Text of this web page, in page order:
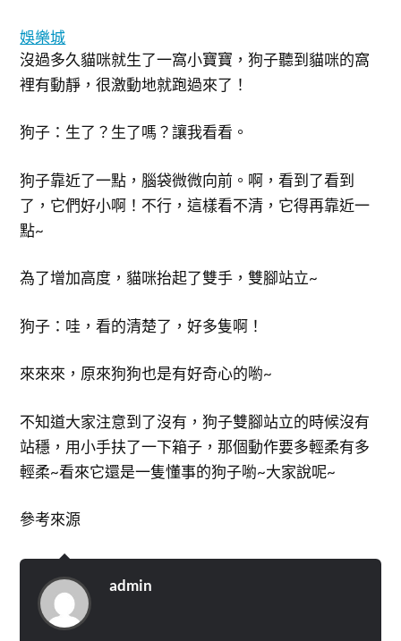
娛樂城
沒過多久貓咪就生了一窩小寶寶，狗子聽到貓咪的窩
裡有動靜，很激動地就跑過來了！
狗子：生了？生了嗎？讓我看看。
狗子靠近了一點，腦袋微微向前。啊，看到了看到
了，它們好小啊！不行，這樣看不清，它得再靠近一
點~
為了增加高度，貓咪抬起了雙手，雙腳站立~
狗子：哇，看的清楚了，好多隻啊！
來來來，原來狗狗也是有好奇心的喲~
不知道大家注意到了沒有，狗子雙腳站立的時候沒有
站穩，用小手扶了一下箱子，那個動作要多輕柔有多
輕柔~看來它還是一隻懂事的狗子喲~大家說呢~
參考來源
admin